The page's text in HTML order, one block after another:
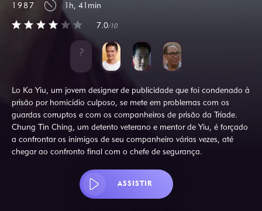
1987 1h, 41min
7.0/10
Lo Ka Yiu, um jovem designer de publicidade que foi condenado à
prisão por homicídio culposo, se mete em problemas com os
guardas corruptos e com os companheiros de prisão da Tríade.
Chung Tin Ching, um detento veterano e mentor de Yiu, é forçado
a confrontar os inimigos de seu companheiro várias vezes, até
chegar ao confronto final com o chefe de segurança.
ASSISTIR